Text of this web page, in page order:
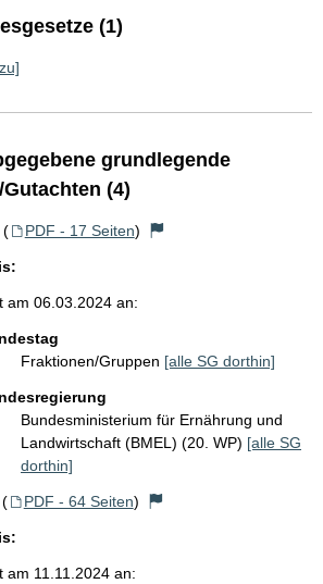
(1)
grundlegende
(4)
( PDF - 17 Seiten)
am 06.03.2024 an:
Fraktionen/Gruppen [alle SG dorthin]
Bundesministerium für Ernährung und
Landwirtschaft (BMEL) (20. WP) [alle SG
dorthin]
( PDF - 64 Seiten)
am 11.11.2024 an: